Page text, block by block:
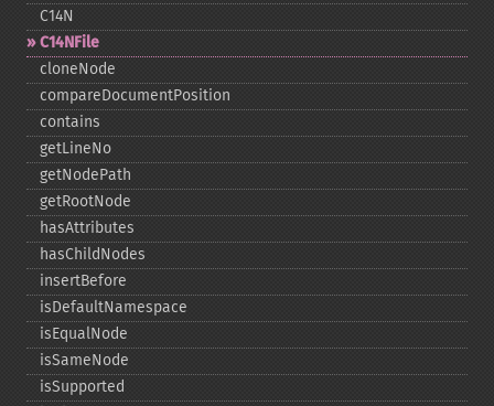
C14N
C14NFile
cloneNode
compareDocumentPosition
contains
getLineNo
getNodePath
getRootNode
hasAttributes
hasChildNodes
insertBefore
isDefaultNamespace
isEqualNode
isSameNode
isSupported